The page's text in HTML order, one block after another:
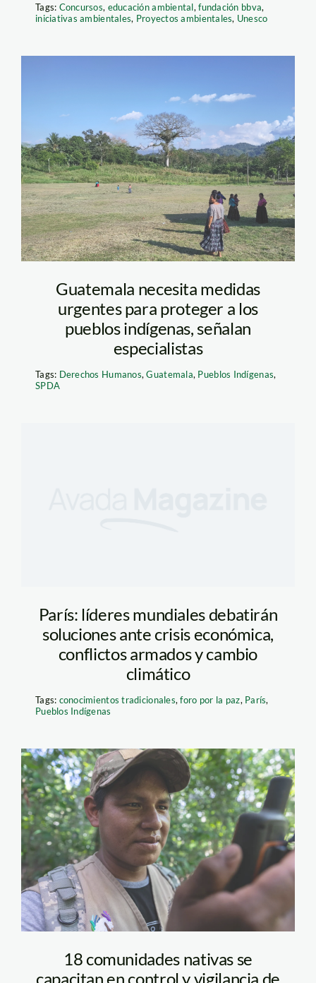
Tags: Concursos, educación ambiental,fundación bbva,
iniciativas ambientales, Proyectos ambientales, Unesco
indígenas_Guatemala_
PBI UK
Guatemala necesita medidas
urgentes para proteger a los
pueblos indígenas, señalan
especialistas
Tags: Derechos Humanos,Guatemala, Pueblos Indígenas,
SPDA
París: líderes mundiales debatirán
soluciones ante crisis económica,
conflictos armados y cambio
climático
Tags: conocimientos tradicionales,foro por la paz, París,
Pueblos Indígenas
Foto: Diego Pérez /
SPDA
18 comunidades nativas se
capacitan en control y vigilancia de